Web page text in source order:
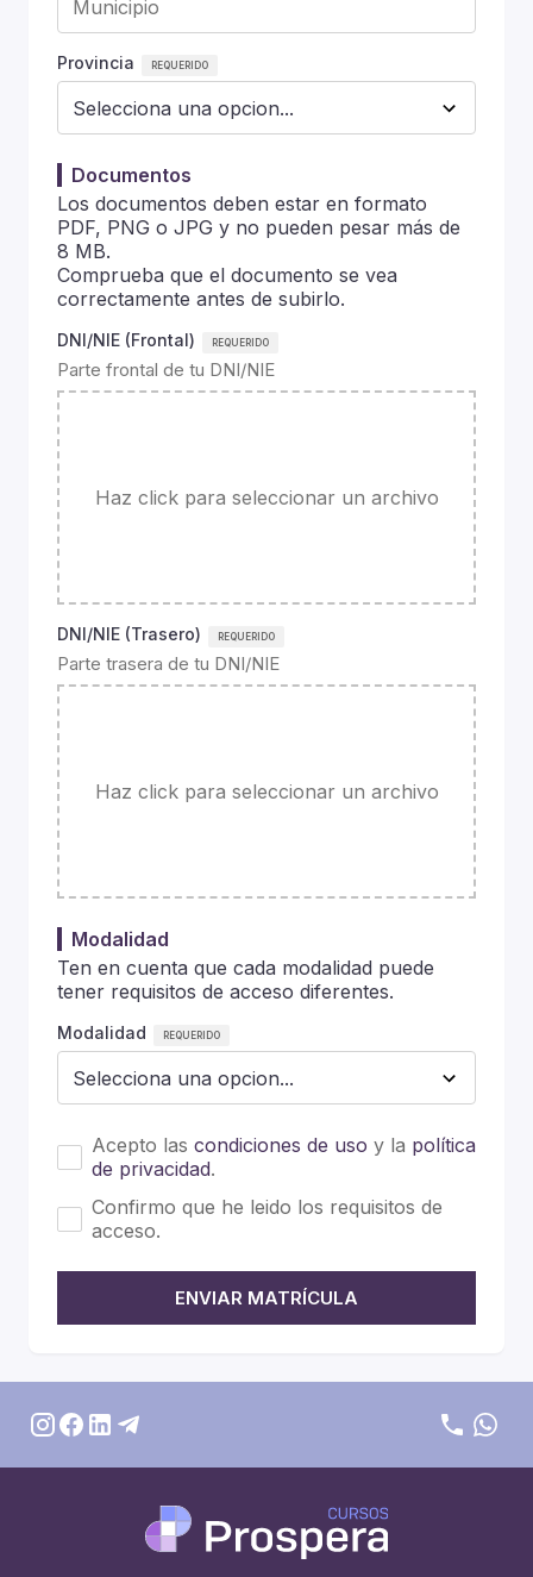
Provincia
Documentos
Los documentos deben estar en formato
PDF, PNG o JPG y no pueden pesar más de
8 MB.
Comprueba que el documento se vea
correctamente antes de subirlo.
DNI/NIE (Frontal)
Parte frontal de tu DNI/NIE
Haz click para seleccionar un archivo
DNI/NIE (Trasero)
Parte trasera de tu DNI/NIE
Haz click para seleccionar un archivo
Modalidad
Ten en cuenta que cada modalidad puede
tener requisitos de acceso diferentes.
Modalidad
Acepto las condiciones de uso y la política
de privacidad.
Confirmo que he leido los requisitos de
acceso.
ENVIAR MATRÍCULA